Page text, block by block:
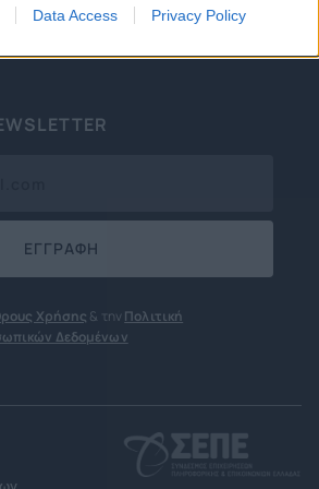
Data Access Privacy Policy
ΕΓΓΡΑΦΗ
Χρήσης & την Πολιτική
Δεδομένων